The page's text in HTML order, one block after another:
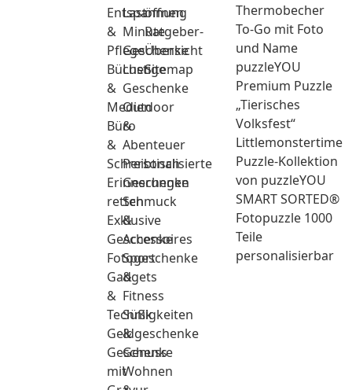
Entspannung
&
Pflege
Bücher
&
Medien
Büro
&
Schreibtisch
Erinnerungen
retten
Exklusive
Geschenke
Fotogeschenke
Gadgets
&
Technik
Geldgeschenke
Geschenke
mit
Last
Minute
Geschenke
Lustige
Geschenke
Outdoor
&
Abenteuer
Personalisierte
Geschenke
Schmuck
&
Accessoires
Sport
&
Fitness
Süßigkeiten
&
Genuss
Wohnen
öffnen
Ratgeber-
Übersicht
Sitemap
Thermobecher
To-Go mit Foto
und Name
puzzleYOU
Premium Puzzle
„Tierisches
Volksfest“
Littlemonstertime
Puzzle-Kollektion
von puzzleYOU
SMART SORTED®
Fotopuzzle 1000
Teile
personalisierbar